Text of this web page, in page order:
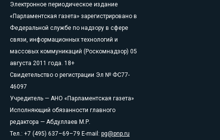
Электронное периодическое издание
«Парламентская газета» зарегистрировано в
Федеральной службе по надзору в сфере
связи, информационных технологий и
массовых коммуникаций (Роскомнадзор) 05
августа 2011 года. 18+
Свидетельство о регистрации Эл № ФС77-
46097
Учредитель — АНО «Парламентская газета»
Исполняющий обязанности главного
редактора — Абдуллаев М.Р.
Тел.: +7 (495) 637–69–79 E-mail: pg@pnp.ru